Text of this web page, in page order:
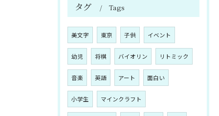
タグ Tags
美文字 東京 子供 イベント
幼児 将棋 バイオリン リトミック
音楽 英語 アート 面白い
小学生 マインクラフト